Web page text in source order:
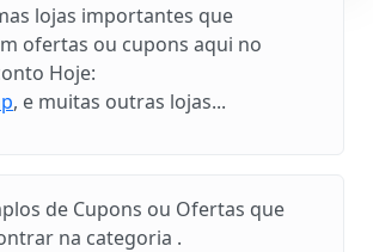
lojas importantes que
ofertas ou cupons aqui no
Hoje:
, e muitas outras lojas...
de Cupons ou Ofertas que
na categoria .